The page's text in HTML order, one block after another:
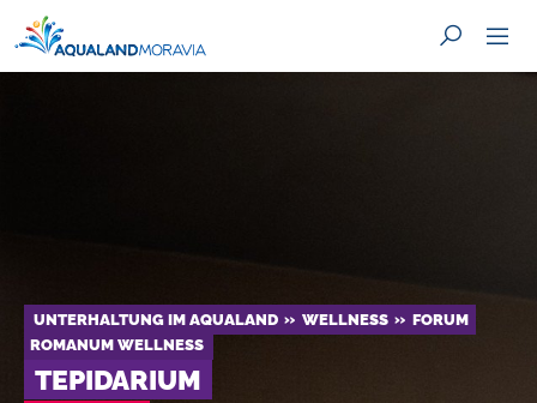
UNTERHALTUNG IM AQUALAND WELLNESS
FORUM
ROMANUM WELLNESS
TEPIDARIUM